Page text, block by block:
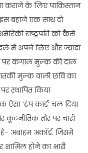
कराने के लिए पाकिस्तान
इस बहाने एक साथ दो
राष्ट्रपति को कैसे
में अपने लिए और ज्यादा
पर कंगाल मुल्क की दाल
मुल्क वाली छवि का
स्थापित किया
‘ट्रंप कार्ड’ चल दिया
कूटनीतिक तौर पर चारों
अब्राहम अकॉर्ड. जिसमें
होने का भारी